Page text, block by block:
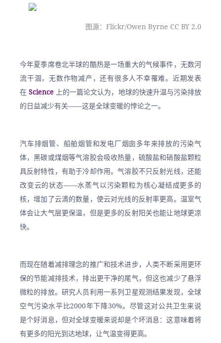
图源：Flickr/Owen Byrne CC BY 2.0
今年夏季席卷北半球的酷热是一场重大的气候事件，无数河
流干涸，无数作物减产，还有很多人不幸罹难。近期发表
在 Science 上的一篇论文认为，地球的快速升温与污染排放
的日益减少有关——这是全球变暖的悖论之一。
汽车排烟管、船舶烟管和发电厂烟囱多年来排放的污染气
体，黑碳或煤烟等气溶胶会吸收热量，硫酸盐和硝酸盐颗粒
具反射特性，有助于冷却作用。气溶胶不只反射光线，还能
改变云的状态——水蒸气以污染颗粒为核心凝结成更多的
核，增加了云滴的数量，使云对光线的反射率更高。温室气
体会让大气层更保温，但是更多的反射阳关也能让地球更凉
快。
而现在随着减排理念的推广和技术进步，人类不断采用更环
保的节能减排技术，排出更干净的尾气，但这也减少了悬浮
微粒的排放。研究人员利用一系列卫星观测结果发现，全球
空气污染水平比2000年下降30%。尽管这对公共卫生来说
是个好消息，但对全球变暖来说却是个坏消息：这意味着将
有更多的阳光到达地球，让气温变得更高。